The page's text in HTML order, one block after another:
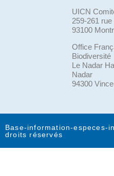
UICN
259-261
93100
Office
Biodiversité
Le Nadar
Nadar
94300
Base-information-especes-
droits réservés